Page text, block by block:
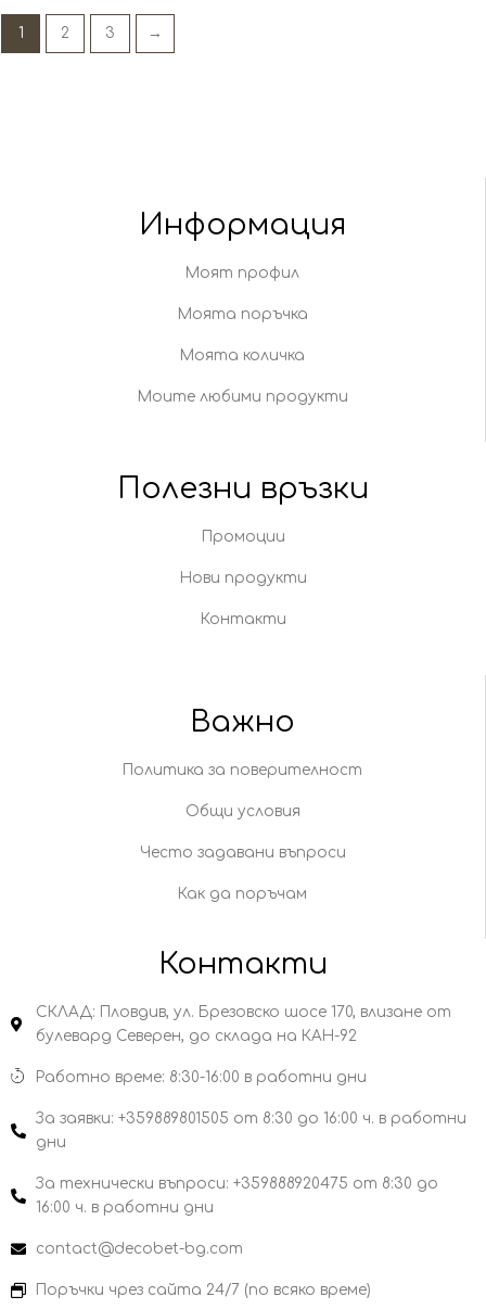
1 2 3 →
Информация
Моят профил
Моята поръчка
Моята количка
Моите любими продукти
Полезни връзки
Промоции
Нови продукти
Контакти
Важно
Политика за поверителност
Общи условия
Често задавани въпроси
Как да поръчам
Контакти
СКЛАД: Пловдив, ул. Брезовско шосе 170, влизане от
булевард Северен, до склада на КАН-92
Работно време: 8:30-16:00 в работни дни
За заявки: +359889801505 от 8:30 до 16:00 ч. в работни
дни
За технически въпроси: +359888920475 от 8:30 до
16:00 ч. в работни дни
contact@decobet-bg.com
Поръчки чрез сайта 24/7 (по всяко време)